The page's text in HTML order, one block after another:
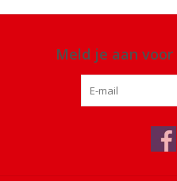
Meld je aan